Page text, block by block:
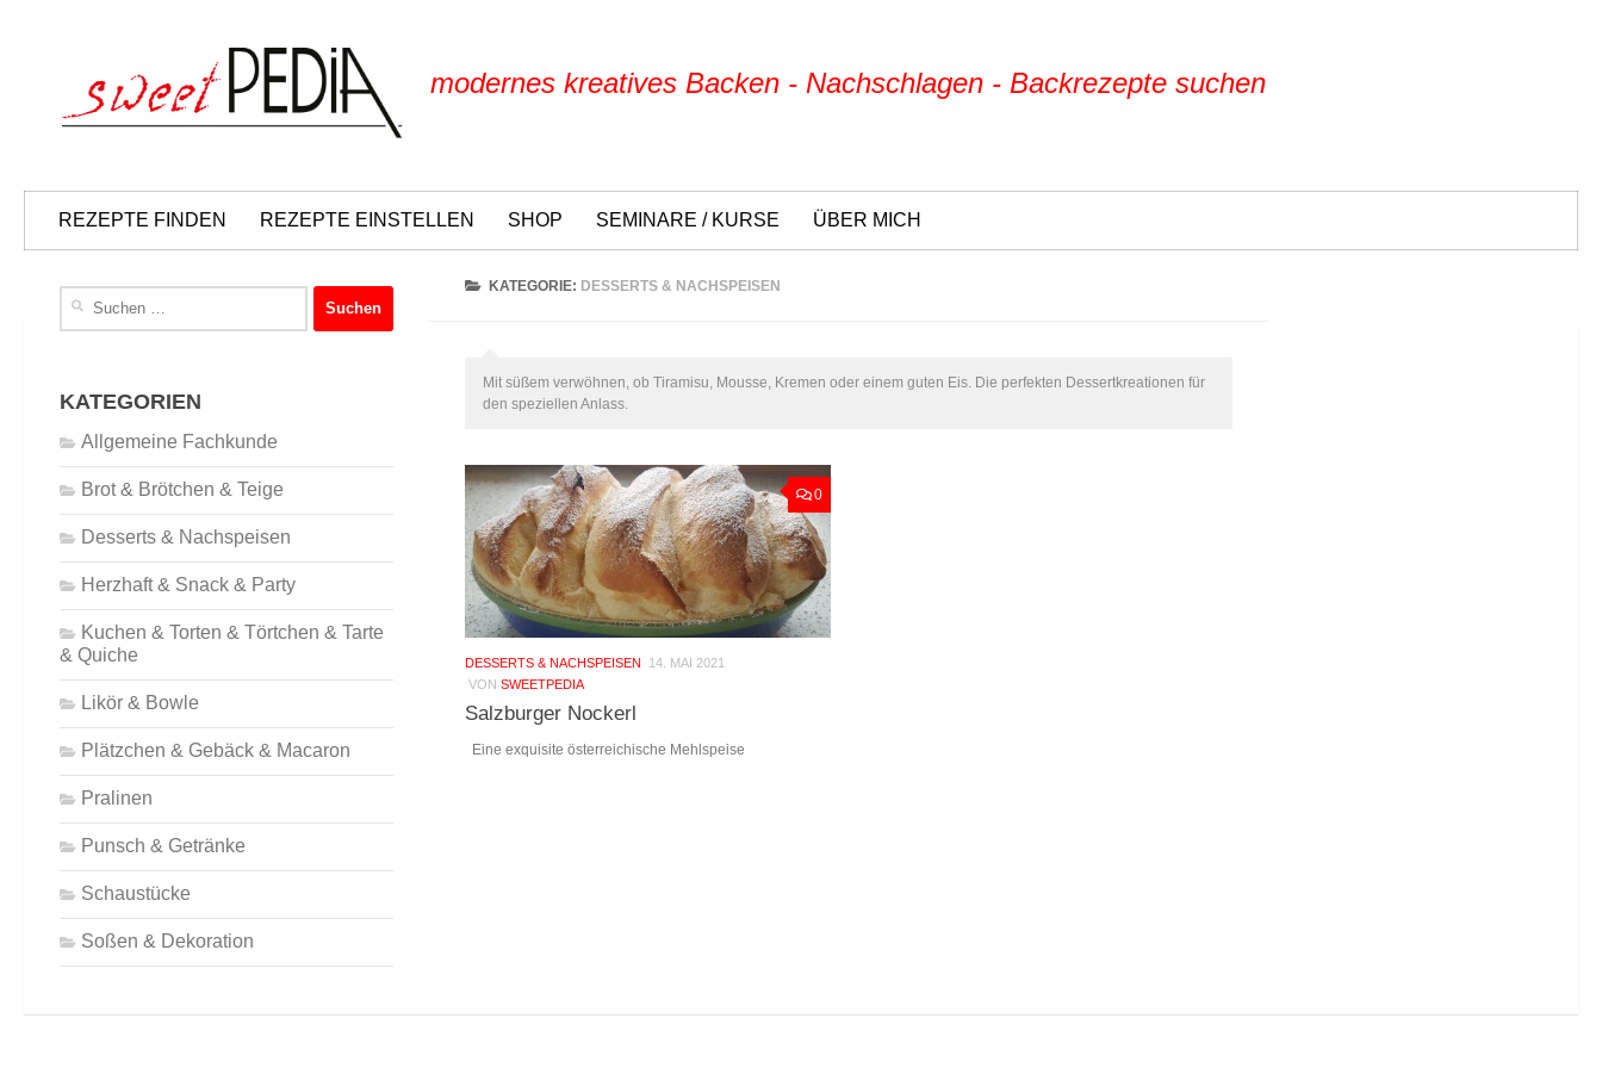
modernes kreatives Backen - Nachschlagen - Backrezepte suchen
REZEPTE FINDEN REZEPTE EINSTELLEN SHOP SEMINARE / KURSE ÜBER MICH
KATEGORIE: DESSERTS & NACHSPEISEN
Mit süßem verwöhnen, ob Tiramisu, Mousse, Kremen oder einem guten Eis. Die perfekten Dessertkreationen für
den speziellen Anlass.
0
DESSERTS & NACHSPEISEN
14. MAI 2021
VON SWEETPEDIA
Salzburger Nockerl
Eine exquisite österreichische Mehlspeise
KATEGORIEN
Allgemeine Fachkunde
Brot & Brötchen & Teige
Desserts & Nachspeisen
Herzhaft & Snack & Party
Kuchen & Torten & Törtchen & Tarte
& Quiche
Likör & Bowle
Plätzchen & Gebäck & Macaron
Pralinen
Punsch & Getränke
Schaustücke
Soßen & Dekoration